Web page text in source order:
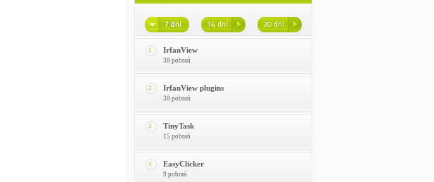
1 IrfanView
38 pobrań
2 IrfanView plugins
38 pobrań
3 TinyTask
15 pobrań
4 EasyClicker
9 pobrań